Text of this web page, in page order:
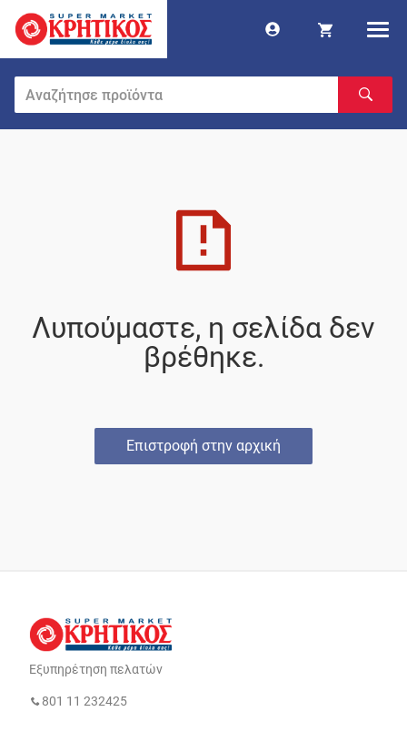
Λυπούμαστε, η σελίδα δεν
βρέθηκε.
Επιστροφή στην αρχική
Εξυπηρέτηση πελατών
801 11 232425